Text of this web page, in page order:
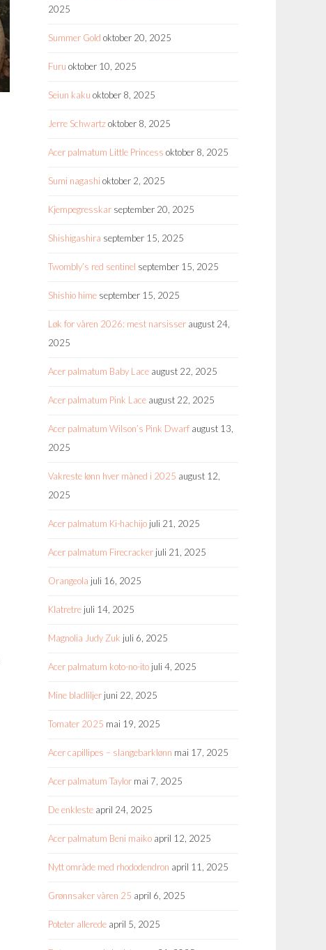
2025
Summer Gold oktober 20, 2025
Furu oktober 10, 2025
Seiun kaku oktober 8, 2025
Jerre Schwartzoktober 8, 2025
Acer palmatum Little Princess oktober 8, 2025
Sumi nagashi oktober 2, 2025
Kjempegresskar september 20, 2025
Shishigashira september 15, 2025
Twombly’s red sentinel september 15, 2025
Shishio hime september 15, 2025
Løk for våren 2026: mest narsisser august 24,
2025
Acer palmatum Baby Lace august 22, 2025
Acer palmatum Pink Lace august 22, 2025
Acer palmatum Wilson’s Pink Dwarf august 13,
2025
Vakreste lønn hver måned i 2025 august 12,
2025
Acer palmatum Ki-hachijo juli 21, 2025
Acer palmatum Firecracker juli 21, 2025
Orangeola juli 16, 2025
Klatretre juli 14, 2025
Magnolia Judy Zuk juli 6, 2025
Acer palmatum koto-no-ito juli 4, 2025
Mine bladliljer juni 22, 2025
Tomater 2025 mai 19, 2025
Acer capillipes – slangebarklønn mai 17, 2025
Acer palmatum Taylor mai 7, 2025
De enkleste april 24, 2025
Acer palmatum Beni maiko april 12, 2025
Nytt område med rhododendron april 11, 2025
Grønnsaker våren 25 april 6, 2025
Poteter allerede april 5, 2025